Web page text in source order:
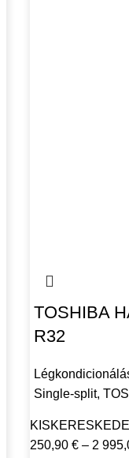
TOSHIBA
R32
Single-split,
250,90 € – 2